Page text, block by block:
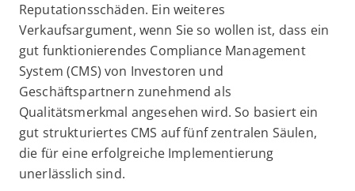
Reputationsschäden. Ein weiteres
Verkaufsargument, wenn Sie so wollen ist, dass ein
gut funktionierendes Compliance Management
System (CMS) von Investoren und
Geschäftspartnern zunehmend als
Qualitätsmerkmal angesehen wird. So basiert ein
gut strukturiertes CMS auf fünf zentralen Säulen,
die für eine erfolgreiche Implementierung
unerlässlich sind.